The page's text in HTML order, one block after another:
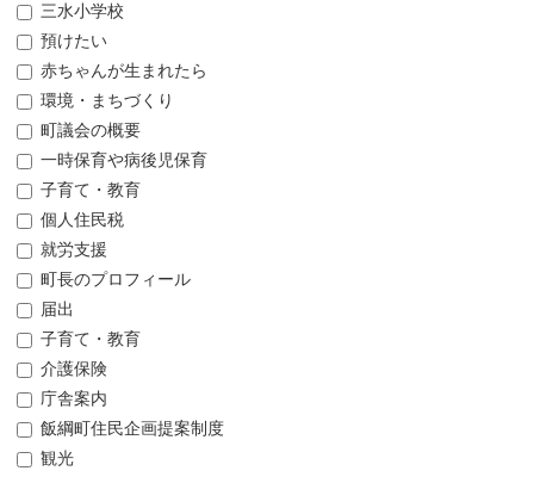
三水小学校
預けたい
赤ちゃんが生まれたら
環境・まちづくり
町議会の概要
一時保育や病後児保育
子育て・教育
個人住民税
就労支援
町長のプロフィール
届出
子育て・教育
介護保険
庁舎案内
飯綱町住民企画提案制度
観光